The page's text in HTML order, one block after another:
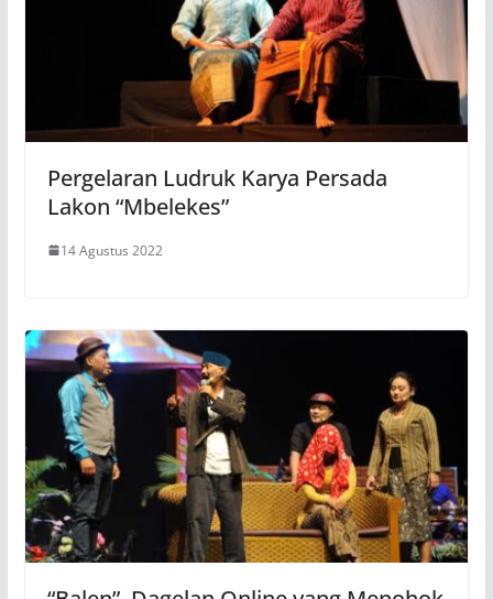
Pergelaran Ludruk Karya Persada
Lakon “Mbelekes”
14 Agustus 2022